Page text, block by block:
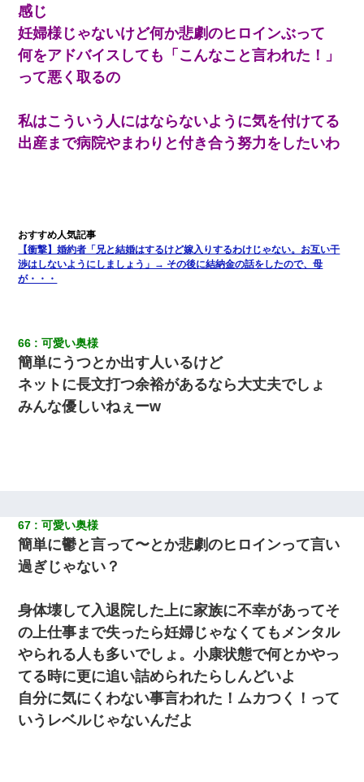
感じ
妊婦様じゃないけど何か悲劇のヒロインぶって
何をアドバイスしても「こんなこと言われた！」
って悪く取るの
私はこういう人にはならないように気を付けてる
出産まで病院やまわりと付き合う努力をしたいわ
【衝撃】婚約者「兄と結婚はするけど嫁入りするわけじゃない。お互い干
渉はしないようにしましょう」→ その後に結納金の話をしたので、母
が・・・
66 可愛い奥様
簡単にうつとか出す人いるけど
ネットに長文打つ余裕があるなら大丈夫でしょ
みんな優しいねぇーw
67 可愛い奥様
簡単に鬱と言って〜とか悲劇のヒロインって言い
過ぎじゃない？
身体壊して入退院した上に家族に不幸があってそ
の上仕事まで失ったら妊婦じゃなくてもメンタル
やられる人も多いでしょ。小康状態で何とかやっ
てる時に更に追い詰められたらしんどいよ
自分に気にくわない事言われた！ムカつく！って
いうレベルじゃないんだよ